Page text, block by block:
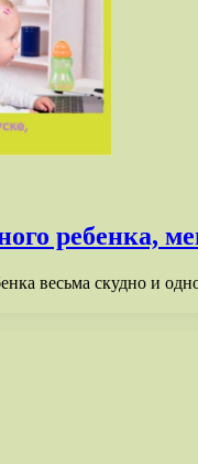
ребенка,
весьма скудно и